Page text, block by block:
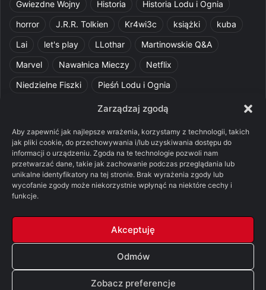
Zarządzaj zgodą
Aby zapewnić jak najlepsze wrażenia, korzystamy z technologii, takich
jak pliki cookie, do przechowywania i/lub uzyskiwania dostępu do
informacji o urządzeniu. Zgoda na te technologie pozwoli nam
przetwarzać dane, takie jak zachowanie podczas przeglądania lub
unikalne identyfikatory na tej stronie. Brak wyrażenia zgody lub
wycofanie zgody może niekorzystnie wpłynąć na niektóre cechy i
funkcje.
Akceptuję
Odmów
Zobacz preferencje
Gwiezdne Wojny
Historia
Historia Lodu i Ognia
horror
J.R.R. Tolkien Kr4wi3c książki
kuba
Lai
let's play LLothar
Martinowskie Q&A
Marvel
Nawałnica Mieczy
Netflix
Niedzielne Fiszki
Pieśń Lodu i Ognia
Pquelim
Pytania do maesterów
recenzja książki
Ród Smoka Silmarillion
SithFrog
Starcie Królów
Star Wars
Szalone Teorie
Tolkienowskie Q&A
Voo
Wieści z Cytadeli
© Copyright 2026, All Rights Reserved | FSGK.PL